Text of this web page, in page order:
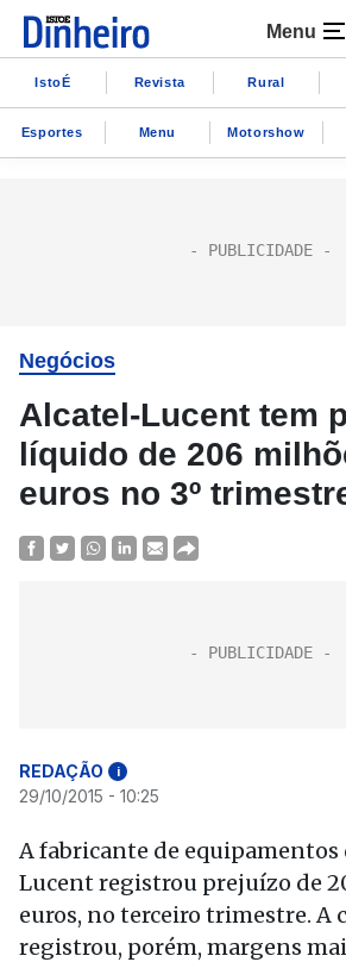
Menu
IstoÉ Revista Rural
Esportes Menu Motorshow
Negócios
Alcatel-Lucent tem
líquido de 206
euros no 3º
REDAÇÃO i
29/10/2015 - 10:25
A fabricante de equipamentos
Lucent registrou prejuízo de
euros, no terceiro trimestre. A
registrou, porém, margens